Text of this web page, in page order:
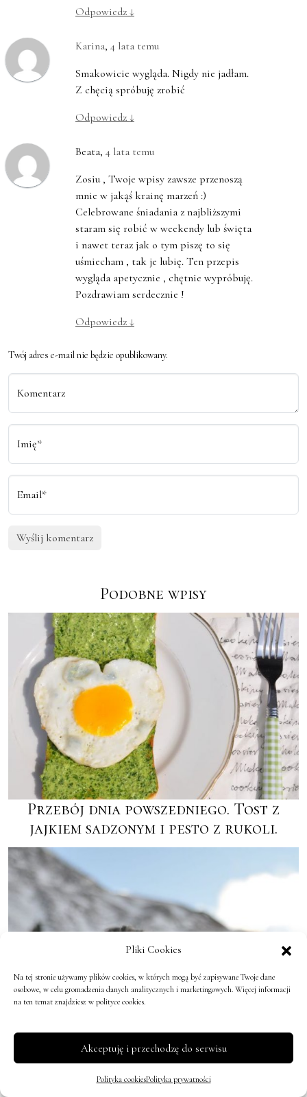
Pliki Cookies
Na tej stronie używamy plików cookies, w których mogą być zapisywane Twoje dane
osobowe, w celu gromadzenia danych analitycznych i marketingowych. Więcej informacji
na ten temat znajdziesz w polityce cookies.
Akceptuję i przechodzę do serwisu
Polityka cookiesPolityka prywatności
Odpowiedz ↓
Karina, 4 lata temu
Smakowicie wygląda. Nigdy nie jadłam.
Z chęcią spróbuję zrobić
Odpowiedz ↓
Beata, 4 lata temu
Zosiu , Twoje wpisy zawsze przenoszą
mnie w jakąś krainę marzeń :)
Celebrowane śniadania z najbliższymi
staram się robić w weekendy lub święta
i nawet teraz jak o tym piszę to się
uśmiecham , tak je lubię. Ten przepis
wygląda apetycznie , chętnie wypróbuję.
Pozdrawiam serdecznie !
Odpowiedz ↓
Twój adres e-mail nie będzie opublikowany.
Komentarz
Imię*
Email*
Podobne wpisy
Przebój dnia powszedniego. Tost z
jajkiem sadzonym i pesto z rukoli.